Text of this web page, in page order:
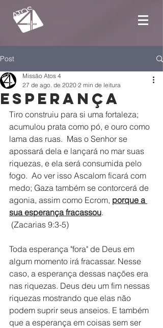
Post
Esperança
Missão Atos 4
27 de ago. de 2020 2 min de leitura
Tiro construiu para si uma fortaleza;
acumulou prata como pó, e ouro como
lama das ruas.  Mas o Senhor se
apossará dela e lançará no mar suas
riquezas, e ela será consumida pelo
fogo.  Ao ver isso Ascalom ficará com
medo; Gaza também se contorcerá de
agonia, assim como Ecrom, porque a
sua esperança fracassou.
(Zacarias 9:3-5)
Toda esperança "fora" de Deus em
algum momento irá fracassar. Nesse
caso, a esperança dessas nações era
nas riquezas. Deus deu um fim nessas
riquezas mostrando que elas não
podem suprir seus anseios. E também
que a esperança em coisas sem ser